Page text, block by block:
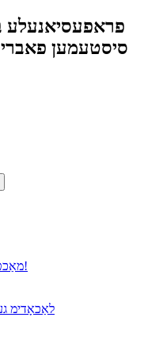
פראפעסיאנעלע
סיסטעמען
מאַכט אַ צייכן פֿאַר אייער געשעפט!
לאַכאָדימ